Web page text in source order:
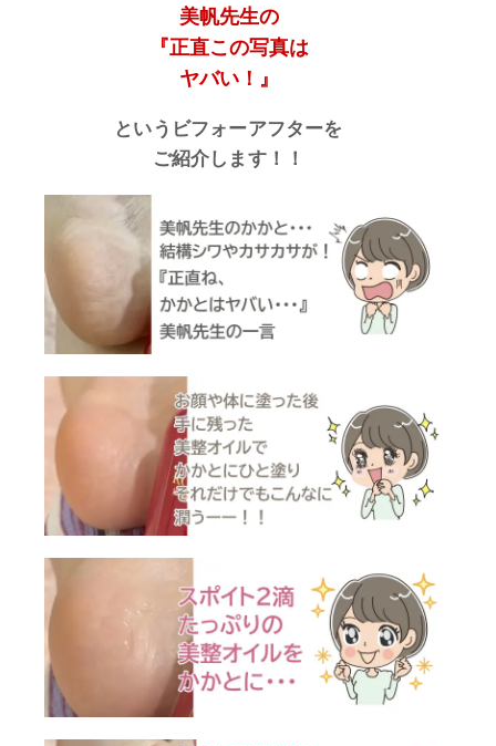
美帆先生の
『正直この写真は
ヤバい！』
というビフォーアフターを
ご紹介します！！